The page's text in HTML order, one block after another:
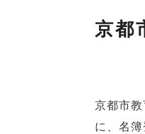
京都
京都市
に、名